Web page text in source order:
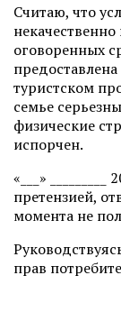
Считаю, что
оговоренных
туристском
семье
физические
испорчен.
«___»
претензией,
момента не
прав